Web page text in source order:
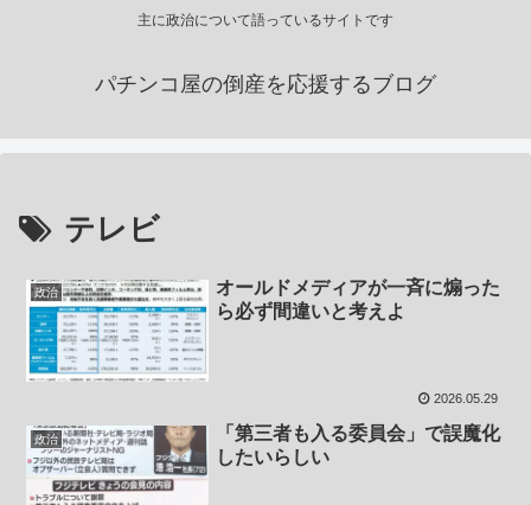
主に政治について語っているサイトです
パチンコ屋の倒産を応援するブログ
テレビ
政治
オールドメディアが一斉に煽った
ら必ず間違いと考えよ
2026.05.29
政治
「第三者も入る委員会」で誤魔化
したいらしい